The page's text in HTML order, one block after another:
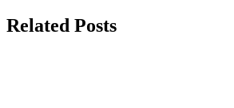
Related Posts